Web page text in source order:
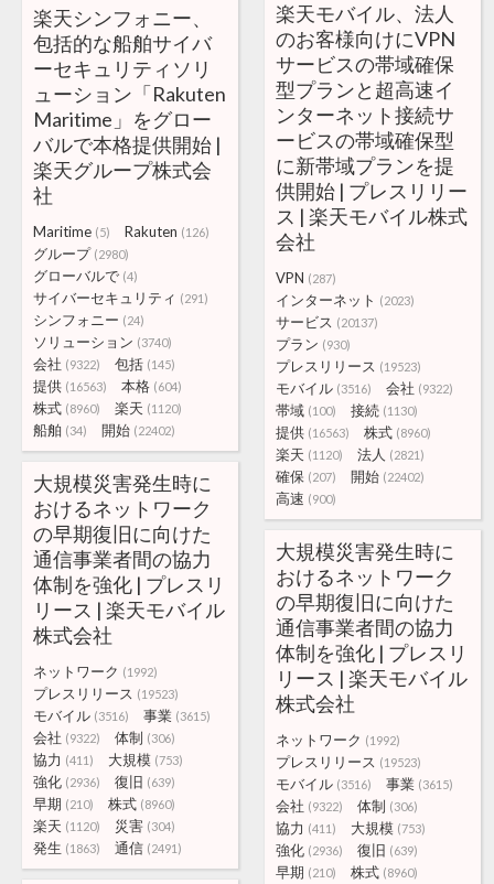
楽天モバイル、法人
のお客様向けにVPN
サービスの帯域確保
型プランと超高速イ
ンターネット接続サ
ービスの帯域確保型
に新帯域プランを提
供開始 | プレスリリー
ス | 楽天モバイル株式
会社
VPN (287)
インターネット (2023)
サービス (20137)
プラン (930)
プレスリリース (19523)
モバイル (3516) 会社 (9322)
帯域 (100) 接続 (1130)
提供 (16563) 株式 (8960)
楽天 (1120) 法人 (2821)
確保 (207) 開始 (22402)
高速 (900)
楽天シンフォニー、
包括的な船舶サイバ
ーセキュリティソリ
ューション「Rakuten
Maritime」をグロー
バルで本格提供開始 |
楽天グループ株式会
社
Maritime (5) Rakuten (126)
グループ (2980)
グローバルで (4)
サイバーセキュリティ (291)
シンフォニー (24)
ソリューション (3740)
会社 (9322) 包括 (145)
提供 (16563) 本格 (604)
株式 (8960) 楽天 (1120)
船舶 (34) 開始 (22402)
大規模災害発生時に
おけるネットワーク
の早期復旧に向けた
通信事業者間の協力
体制を強化 | プレスリ
リース | 楽天モバイル
株式会社
ネットワーク (1992)
プレスリリース (19523)
モバイル (3516) 事業 (3615)
会社 (9322) 体制 (306)
協力 (411) 大規模 (753)
強化 (2936) 復旧 (639)
早期 (210) 株式 (8960)
楽天 (1120) 災害 (304)
発生 (1863) 通信 (2491)
大規模災害発生時に
おけるネットワーク
の早期復旧に向けた
通信事業者間の協力
体制を強化 | プレスリ
リース | 楽天モバイル
株式会社
ネットワーク (1992)
プレスリリース (19523)
モバイル (3516) 事業 (3615)
会社 (9322) 体制 (306)
協力 (411) 大規模 (753)
強化 (2936) 復旧 (639)
早期 (210) 株式 (8960)